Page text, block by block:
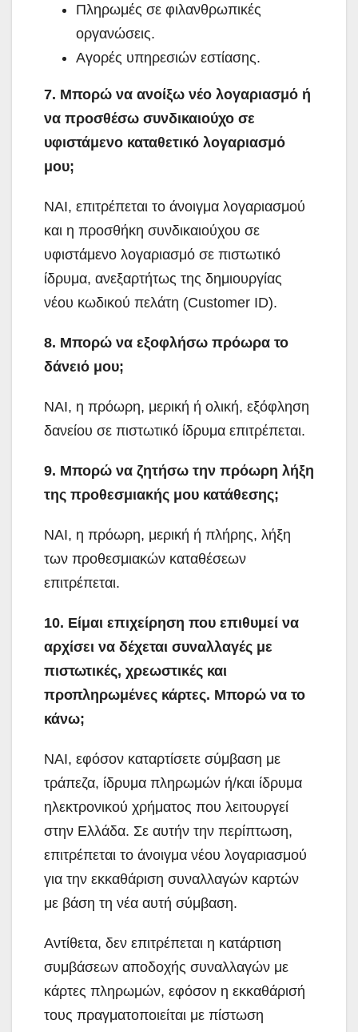
Πληρωμές σε φιλανθρωπικές
οργανώσεις.
Αγορές υπηρεσιών εστίασης.
7. Μπορώ να ανοίξω νέο λογαριασμό ή
να προσθέσω συνδικαιούχο σε
υφιστάμενο καταθετικό λογαριασμό
μου;
ΝΑΙ, επιτρέπεται το άνοιγμα λογαριασμού
και η προσθήκη συνδικαιούχου σε
υφιστάμενο λογαριασμό σε πιστωτικό
ίδρυμα, ανεξαρτήτως της δημιουργίας
νέου κωδικού πελάτη (Customer ID).
8. Μπορώ να εξοφλήσω πρόωρα το
δάνειό μου;
ΝΑΙ, η πρόωρη, μερική ή ολική, εξόφληση
δανείου σε πιστωτικό ίδρυμα επιτρέπεται.
9. Μπορώ να ζητήσω την πρόωρη λήξη
της προθεσμιακής μου κατάθεσης;
ΝΑΙ, η πρόωρη, μερική ή πλήρης, λήξη
των προθεσμιακών καταθέσεων
επιτρέπεται.
10. Είμαι επιχείρηση που επιθυμεί να
αρχίσει να δέχεται συναλλαγές με
πιστωτικές, χρεωστικές και
προπληρωμένες κάρτες. Μπορώ να το
κάνω;
ΝΑΙ, εφόσον καταρτίσετε σύμβαση με
τράπεζα, ίδρυμα πληρωμών ή/και ίδρυμα
ηλεκτρονικού χρήματος που λειτουργεί
στην Ελλάδα. Σε αυτήν την περίπτωση,
επιτρέπεται το άνοιγμα νέου λογαριασμού
για την εκκαθάριση συναλλαγών καρτών
με βάση τη νέα αυτή σύμβαση.
Αντίθετα, δεν επιτρέπεται η κατάρτιση
συμβάσεων αποδοχής συναλλαγών με
κάρτες πληρωμών, εφόσον η εκκαθάρισή
τους πραγματοποιείται με πίστωση